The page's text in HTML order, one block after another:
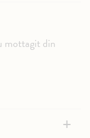
mottagit din
+